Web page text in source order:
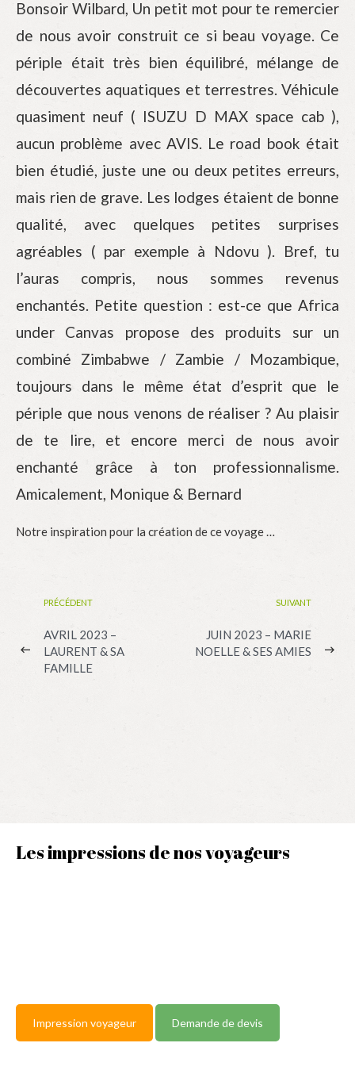
Bonsoir Wilbard, Un petit mot pour te remercier
de nous avoir construit ce si beau voyage. Ce
périple était très bien équilibré, mélange de
découvertes aquatiques et terrestres. Véhicule
quasiment neuf ( ISUZU D MAX space cab ),
aucun problème avec AVIS. Le road book était
bien étudié, juste une ou deux petites erreurs,
mais rien de grave. Les lodges étaient de bonne
qualité, avec quelques petites surprises
agréables ( par exemple à Ndovu ). Bref, tu
l’auras compris, nous sommes revenus
enchantés. Petite question : est-ce que Africa
under Canvas propose des produits sur un
combiné Zimbabwe / Zambie / Mozambique,
toujours dans le même état d’esprit que le
périple que nous venons de réaliser ? Au plaisir
de te lire, et encore merci de nous avoir
enchanté grâce à ton professionnalisme.
Amicalement, Monique & Bernard
Notre inspiration pour la création de ce voyage …
PRÉCÉDENT
AVRIL 2023 –
LAURENT & SA
FAMILLE
SUIVANT
JUIN 2023 – MARIE
NOELLE & SES AMIES
Les impressions de nos voyageurs
Impression voyageur Demande de devis